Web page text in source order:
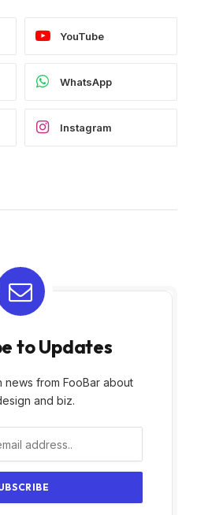
YouTube
WhatsApp
Instagram
to Updates
news from FooBar about
and biz.